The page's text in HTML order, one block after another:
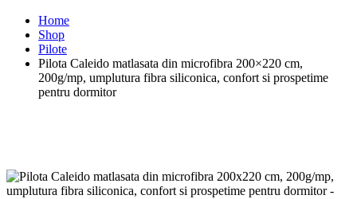
Home
Shop
Pilote
Pilota Caleido matlasata din microfibra 200×220 cm,
200g/mp, umplutura fibra siliconica, confort si prospetime
pentru dormitor